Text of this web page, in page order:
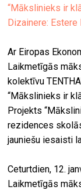
“Mākslinieks ir
Dizainere: Estere
Ar Eiropas
Laikmetīgās
kolektīvu
“Mākslinieks ir
Projekts
rezidences
jauniešu iesaisti
Ceturtdien, 12.
Laikmetīgās